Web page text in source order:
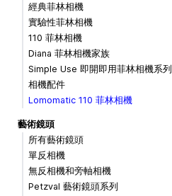
經典菲林相機
實驗性菲林相機
110 菲林相機
Diana 菲林相機家族
Simple Use 即開即用菲林相機系列
相機配件
Lomomatic 110 菲林相機
藝術鏡頭
所有藝術鏡頭
單反相機
無反相機和旁軸相機
Petzval 藝術鏡頭系列